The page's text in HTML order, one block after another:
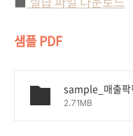
샘플 PDF
2.71MB